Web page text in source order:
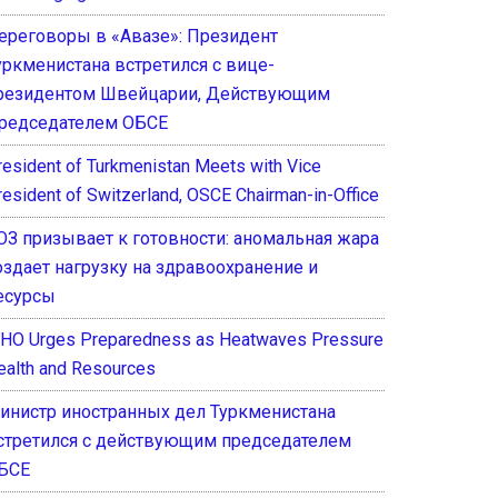
в «Авазе»: Президент
встретился с вице-
Швейцарии, Действующим
ОБСЕ
of Turkmenistan Meets with Vice
of Switzerland, OSCE Chairman-in-Office
призывает к готовности: аномальная жара
нагрузку на здравоохранение и
Urges Preparedness as Heatwaves Pressure
and Resources
иностранных дел Туркменистана
с действующим председателем